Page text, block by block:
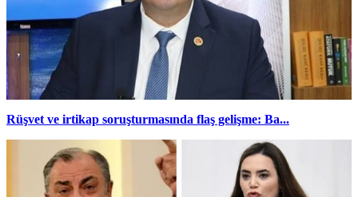
Rüşvet ve irtikap soruşturmasında flaş gelişme: Ba...